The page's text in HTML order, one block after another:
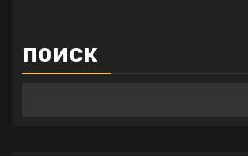
ПОИСК